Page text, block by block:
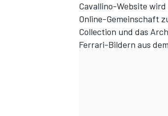
Cavallino-Website
Online-Gemeinschaft
Collection und das
Ferrari-Bildern aus